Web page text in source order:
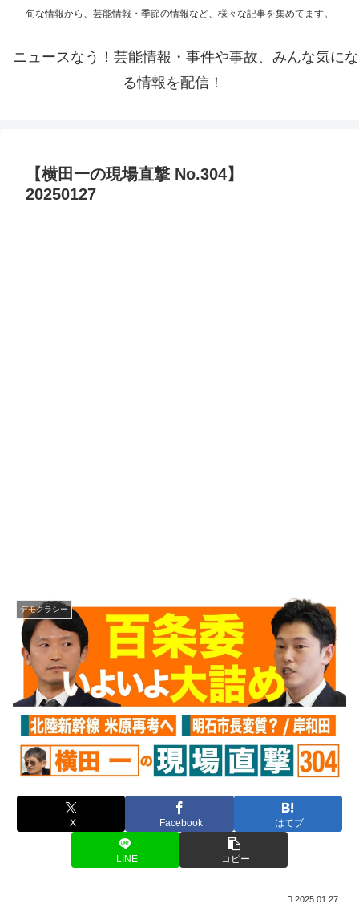
旬な情報から、芸能情報・季節の情報など、様々な記事を集めてます。
ニュースなう！芸能情報・事件や事故、みんな気にな
る情報を配信！
【横田一の現場直撃 No.304】
20250127
デモクラシー
X Facebook はてブ
LINE コピー
2025.01.27